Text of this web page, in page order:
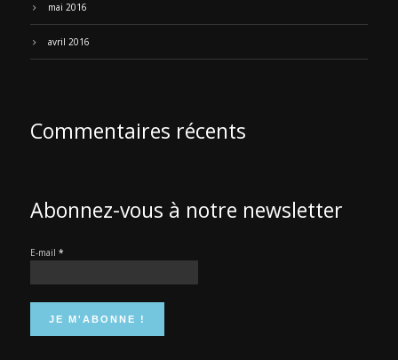
mai 2016
avril 2016
Commentaires récents
Abonnez-vous à notre newsletter
E-mail *